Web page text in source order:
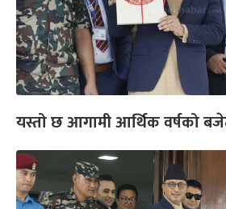
यस्तो छ आगामी आर्थिक वर्षको